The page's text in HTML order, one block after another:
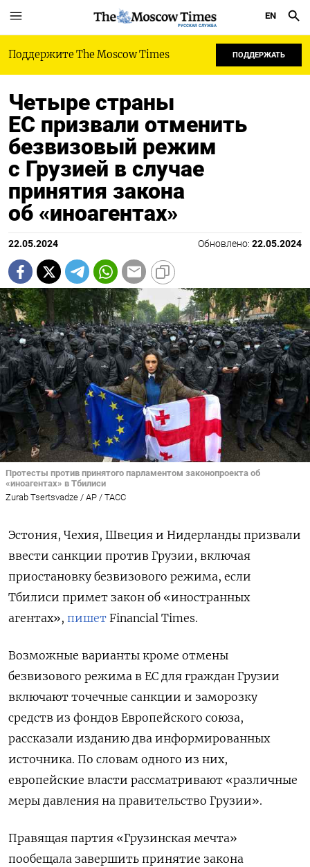
РУССКАЯ СЛУЖБА
EN
Поддержите The Moscow Times ПОДДЕРЖАТЬ
Четыре страны
ЕС призвали отменить
безвизовый режим
с Грузией в случае
принятия закона
об «иноагентах»
22.05.2024 Обновлено: 22.05.2024
Протесты против принятого парламентом законопроекта об
«иноагентах» в Тбилиси
Zurab Tsertsvadze / AP / ТАСС
Эстония, Чехия, Швеция и Нидерланды призвали
ввести санкции против Грузии, включая
приостановку безвизового режима, если
Тбилиси примет закон об «иностранных
агентах», пишет Financial Times.
Возможные варианты кроме отмены
безвизового режима в ЕС для граждан Грузии
включают точечные санкции и заморозку
средств из фондов Европейского союза,
рассказали изданию два информированных
источника. По словам одного из них,
европейские власти рассматривают «различные
меры давления на правительство Грузии».
Правящая партия «Грузинская мечта»
пообещала завершить принятие закона